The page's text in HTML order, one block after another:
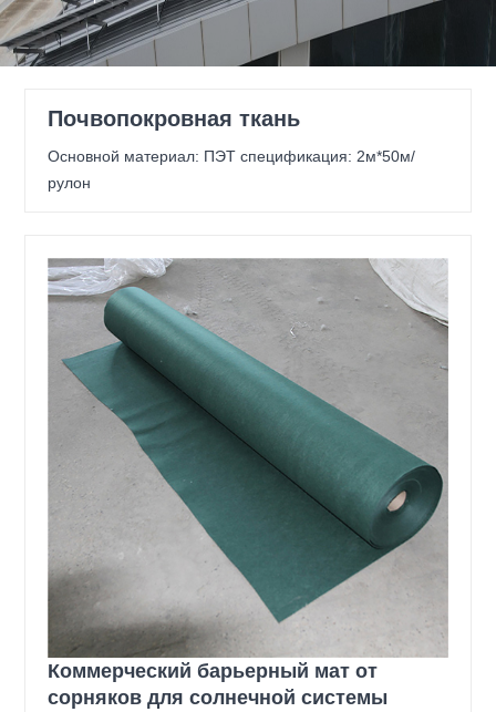
Почвопокровная ткань
Основной материал: ПЭТ спецификация: 2м*50м/
рулон
Коммерческий барьерный мат от
сорняков для солнечной системы